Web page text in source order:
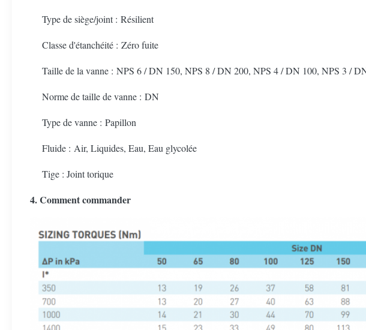
Type de siège/joint : Résilient
Classe d'étanchéité : Zéro fuite
Taille de la vanne : NPS 6 / DN 150, NPS 8 / DN 200, NPS 4 / DN 100, NPS 3 /
Norme de taille de vanne : DN
Type de vanne : Papillon
Fluide : Air, Liquides, Eau, Eau glycolée
Tige : Joint torique
4. Comment commander